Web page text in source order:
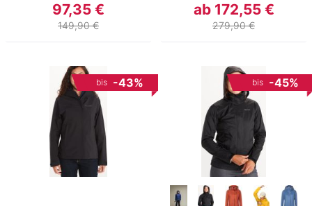
97,35 €
149,90 €
ab 172,55 €
279,90 €
bis -43% bis -45%